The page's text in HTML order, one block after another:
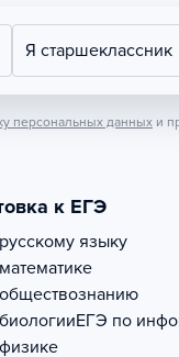
Я старшеклассник
персональных данных и
к ЕГЭ
языку
ЕГЭ по